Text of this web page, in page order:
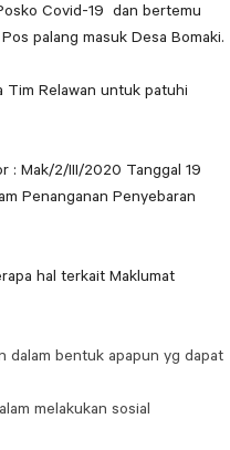
Covid-19 dan bertemu
palang masuk Desa Bomaki.
Tim Relawan untuk patuhi
: Mak/2/III/2020 Tanggal 19
Penanganan Penyebaran
hal terkait Maklumat
dalam bentuk apapun yg dapat
melakukan sosial